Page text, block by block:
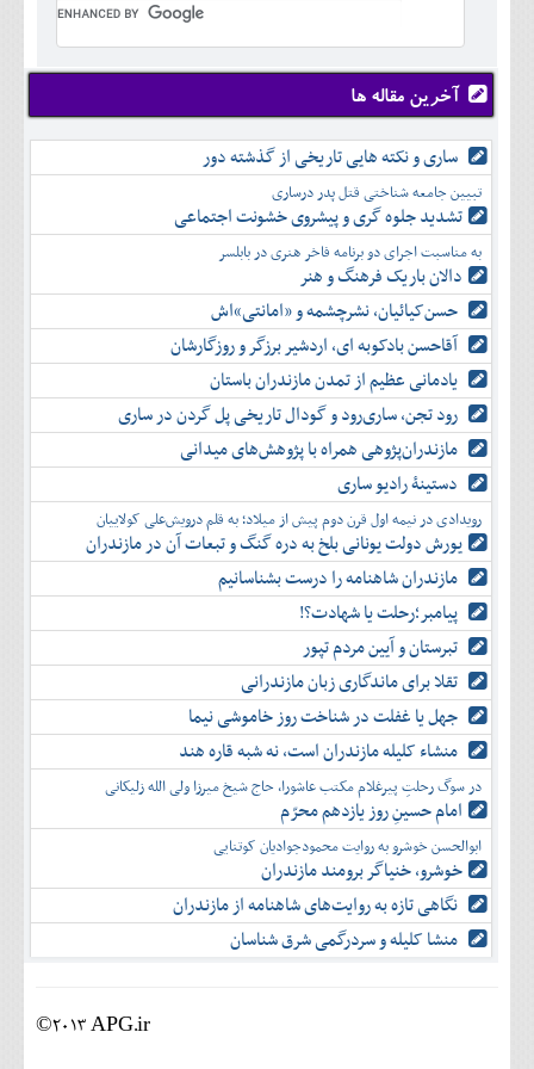
دی
بهمن
اسفند
آبان
آذر
دی
بهمن
اسفند
شهريور
مهر
آبان
آذر
دی
بهمن
اسفند
تير
مرداد
شهريور
مهر
آبان
آذر
دی
بهمن
اسفند
آخرین مقاله ها
ساری و نکته هایی تاریخی از گذشته دور
تبیین جامعه شناختی قتل پدر درساری
تشدید جلوه‌ گری و پیشروی خشونت اجتماعی
به مناسبت اجرای دو برنامه فاخر هنری در بابلسر
دالان باریک فرهنگ و هنر
حسن‌کیائیان، نشرچشمه و «امانتی»اش
آقاحسن بادکوبه ای، اردشیر برزگر و روزگارشان
یادمانی عظیم از تمدن مازندران باستان
رود تجن، ساری‌رود و گودال تاریخی پل گردن در ساری
مازندران‌پژوهی همراه با پژوهش‌های میدانی
دستینۀ رادیو ساری
رویدادی در نیمه اول قرن دوم پیش از میلاد؛ به قلم درویش‌علی کولاییان
یورش دولت یونانی بلخ به دره گنگ و تبعات آن در مازندران
مازندران شاهنامه را درست بشناسانیم
پیامبر؛رحلت یا شهادت؟!
تبرستان و آیین مردم تپور
تقلا برای ماندگاری زبان مازندرانی
جهل یا غفلت در شناخت روز خاموشی نیما
منشاء کلیله مازندران است، نه شبه قاره هند
در سوگ رحلتِ پیرغلام مکتب عاشورا، حاج شیخ میرزا ولی الله زلیکانی
امام حسینِ روز یازدهم محرّم
ابوالحسن خوشرو به روایت محمودجوادیان کوتنایی
خوشرو، خنياگر برومند مازندران
نگاهی تازه به روایت‌های شاهنامه از مازندران
منشا کلیله و سردرگمی شرق شناسان
©2013 APG.ir